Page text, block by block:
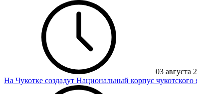
03 августа
На Чукотке создадут Национальный корпус чукотского